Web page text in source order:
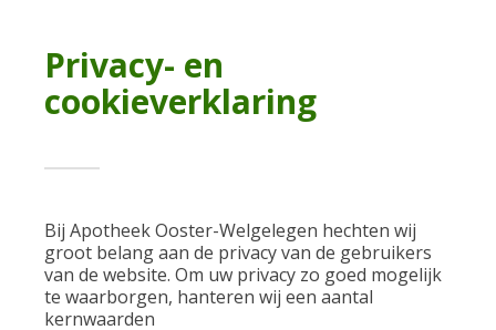
Privacy- en
cookieverklaring
Bij Apotheek Ooster-Welgelegen hechten wij
groot belang aan de privacy van de gebruikers
van de website. Om uw privacy zo goed mogelijk
te waarborgen, hanteren wij een aantal
kernwaarden